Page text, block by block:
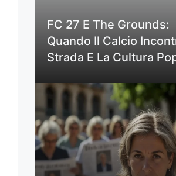
FC 27 E The Grounds:
Quando Il Calcio
Strada E La Cultura